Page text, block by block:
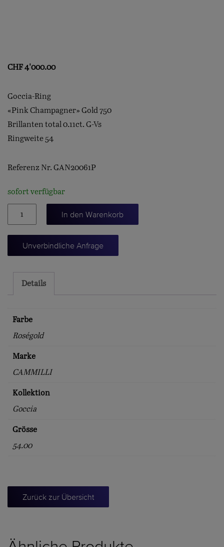
CHF4'000.00
Goccia-Ring
«Pink Champagner» Gold 750
Brillanten total 0.11ct. G-Vs
Ringweite 54
Referenz Nr. GAN20061P
sofort verfügbar
"Goccia"
In den Warenkorb
Unverbindliche Anfrage
Details
Farbe
Roségold
Marke
CAMMILLI
Kollektion
Goccia
Grösse
54.00
Zurück zur Übersicht